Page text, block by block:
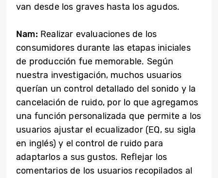
van desde los graves hasta los agudos.
Nam: Realizar evaluaciones de los
consumidores durante las etapas iniciales
de producción fue memorable. Según
nuestra investigación, muchos usuarios
querían un control detallado del sonido y la
cancelación de ruido, por lo que agregamos
una función personalizada que permite a los
usuarios ajustar el ecualizador (EQ, su sigla
en inglés) y el control de ruido para
adaptarlos a sus gustos. Reflejar los
comentarios de los usuarios recopilados al